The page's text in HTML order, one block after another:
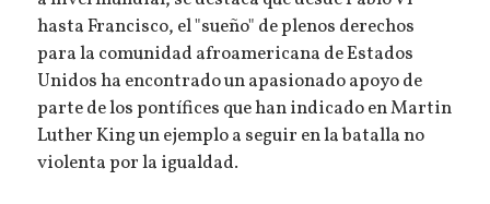
hasta Francisco, el "sueño" de plenos derechos
para la comunidad afroamericana de Estados
Unidos ha encontrado un apasionado apoyo de
parte de los pontífices que han indicado en Martin
Luther King un ejemplo a seguir en la batalla no
violenta por la igualdad.